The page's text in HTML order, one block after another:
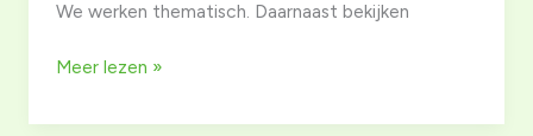
We werken thematisch. Daarnaast bekijken
5
|
Meer lezen »